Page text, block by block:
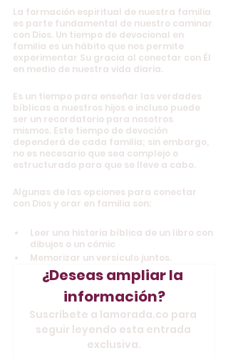
La formación espiritual de nuestra familia
es parte fundamental de nuestro caminar
con Dios. Un tiempo de devocional en
familia es un hábito que nos permite
experimentar Su gracia al conectar con Él
en medio de nuestra vida diaria.
Es un tiempo para enseñar las verdades
bíblicas a nuestros hijos e incluso puede
ser un recordatorio para nosotros
mismos. Este tiempo de devoción
dependerá de cada familia; sin embargo,
no es necesario que sea complejo o
estructurado para que se lleve a cabo.
Algunas de las opciones para conectar
con Dios y orar en familia son:
Leer una historia bíblica de un libro con
dibujos o un cómic
Memorizar un versículo juntos.
¿Deseas ampliar la
información?
Suscríbete a lamorada.co para
seguir leyendo esta entrada
exclusiva.